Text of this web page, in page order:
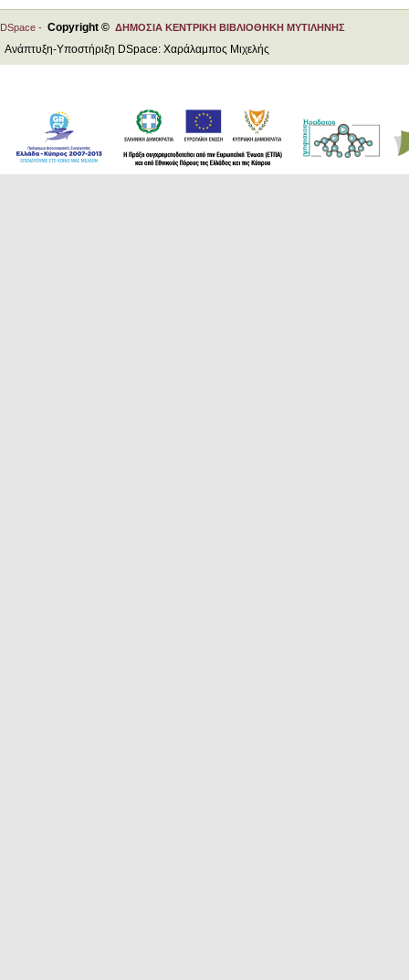
DSpace - Copyright © ΔΗΜΟΣΙΑ ΚΕΝΤΡΙΚΗ ΒΙΒΛΙΟΘΗΚΗ ΜΥΤΙΛΗΝΗΣ
Ανάπτυξη-Υποστήριξη DSpace: Χαράλαμπος Μιχελής